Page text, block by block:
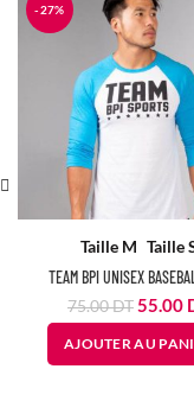
-27%
Taille M Taille
TEAM BPI UNISEX
75.00DT Le
prix
initial
était :
55.00
AJOUTER AU